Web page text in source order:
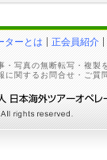
ターとは 正会員紹介
・写真の無断転写・複
に関するお問合せ・ご